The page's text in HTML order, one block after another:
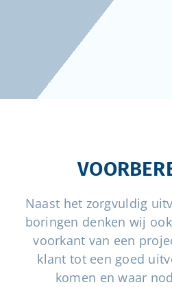
Naast het zorgvuldig
boringen denken wij
voorkant van een
klant tot een goed
komen en waar